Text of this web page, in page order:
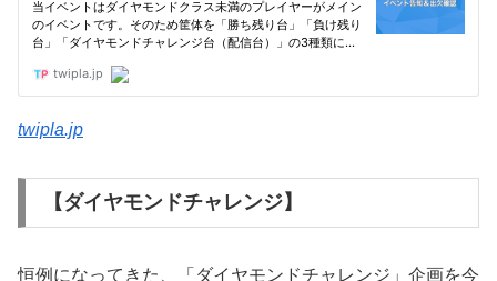
twipla.jp
【ダイヤモンドチャレンジ】
恒例になってきた、「ダイヤモンドチャレンジ」企画を今